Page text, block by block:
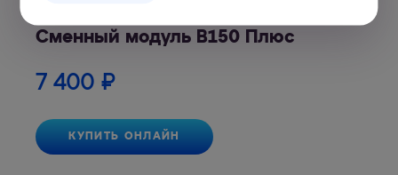
Сменный модуль B150 Плюс
7 400 ₽
КУПИТЬ ОНЛАЙН